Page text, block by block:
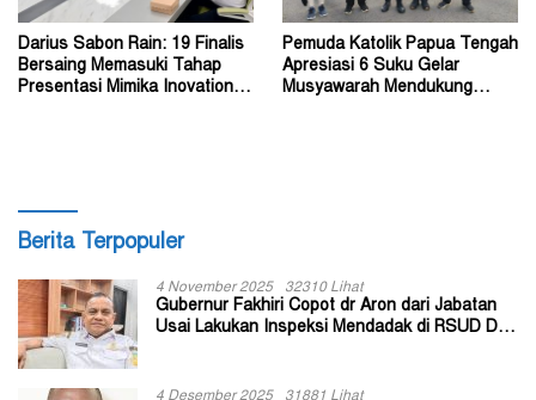
Darius Sabon Rain: 19 Finalis
Bersaing Memasuki Tahap
Presentasi Mimika Inovation
Pemuda Katolik Papua Tengah
Apresiasi 6 Suku Gelar
Musyawarah Mendukung
Berita Terpopuler
4 November 2025 32310 Lihat
Gubernur Fakhiri Copot dr Aron dari Jabatan
Usai Lakukan Inspeksi Mendadak di RSUD Dok
4 Desember 2025 31881 Lihat